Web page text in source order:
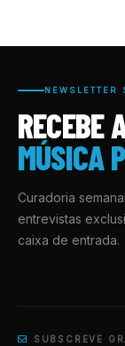
NEWSLETTER
RECEBE
MÚSICA
Curadoria
entrevistas
caixa de entrada.
SUBSCREVE